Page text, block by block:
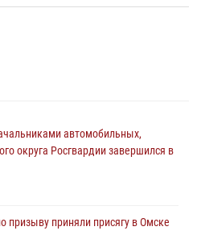
автомобильных,
округа Росгвардии завершился в
призыву приняли присягу в Омске